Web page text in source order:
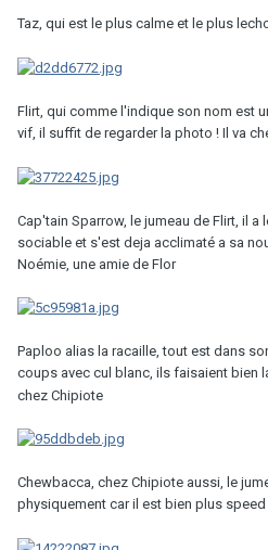
Taz, qui est le plus calme et le plus
Flirt, qui comme l'indique son nom est
vif, il suffit de regarder la photo ! Il va
Cap'tain Sparrow, le jumeau de Flirt, il a
sociable et s'est deja acclimaté a sa
Noémie, une amie de Flor
Paploo alias la racaille, tout est dans
coups avec cul blanc, ils faisaient bien
chez Chipiote
Chewbacca, chez Chipiote aussi, le
physiquement car il est bien plus speed